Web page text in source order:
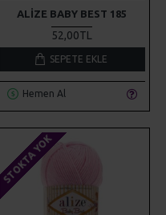
ALIZE BABY BEST 185
52,00TL
SEPETE EKLE
Hemen Al
STOKTA YOK